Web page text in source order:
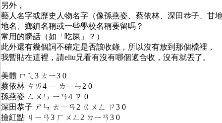
另外，
藝人名字或歷史人物名字（像孫燕姿、蔡依林、深田恭子、甘
地名、鄉鎮名稱或一些學校名稱要留嗎？
常用的髒話（如「吃屎」？）
此外還有幾個詞不確定是否該收錄，所以沒有放到那個檔裡，
我暫貼在這裡，請eliu兄看有沒有哪個適合收，沒有就丟了。
美體 ㄇㄟ3 ㄊㄧ3 0
蔡依林 ㄘㄞ4 ㄧ ㄌㄧㄣ2 0
孫燕姿 ㄙㄨㄣ ㄧㄢ4 ㄗ 0
深田恭子 ㄕㄣ ㄊㄧㄢ2 ㄍㄨㄥ ㄗ3 0
撿紅點 ㄐㄧㄢ3 ㄏㄨㄥ2 ㄉㄧㄢ3 0